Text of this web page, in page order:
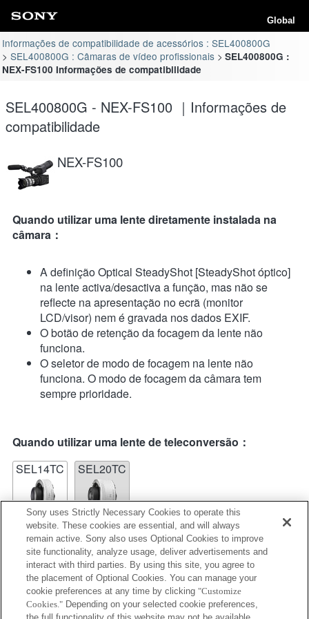
Global
Informações de compatibilidade de acessórios : SEL400800G
SEL400800G : Câmaras de vídeo profissionais
SEL400800G :
NEX-FS100 Informações de compatibilidade
SEL400800G - NEX-FS100 ｜Informações de
compatibilidade
NEX-FS100
Quando utilizar uma lente diretamente instalada na
câmara：
A definição Optical SteadyShot [SteadyShot óptico]
na lente activa/desactiva a função, mas não se
reflecte na apresentação no ecrã (monitor
LCD/visor) nem é gravada nos dados EXIF.
O botão de retenção da focagem da lente não
funciona.
O seletor de modo de focagem na lente não
funciona. O modo de focagem da câmara tem
sempre prioridade.
Quando utilizar uma lente de teleconversão：
SEL14TC
SEL20TC
SEL14TC
A distância focal e a abertura máxima no nome da
lente no Exif são listadas através de valores de
Sony uses Strictly Necessary Cookies to operate this
website. These cookies are essential, and will always
remain active. Sony also uses Optional Cookies to improve
site functionality, analyze usage, deliver advertisements and
interact with third parties. By using this site, you agree to
the placement of Optional Cookies. You can manage your
cookie preferences at any time by clicking "Customize
Cookies." Depending on your selected cookie preferences,